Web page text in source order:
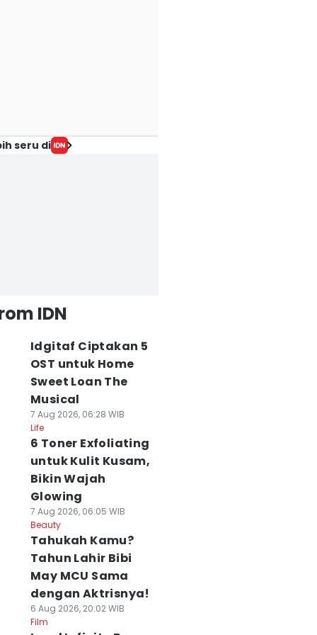
seru di
IDN
Idgitaf Ciptakan 5
OST untuk Home
Sweet Loan The
Musical
7 Aug 2026, 06:28 WIB
Life
6 Toner Exfoliating
untuk Kulit Kusam,
Bikin Wajah
Glowing
7 Aug 2026, 06:05 WIB
Beauty
Tahukah Kamu?
Tahun Lahir Bibi
May MCU Sama
dengan Aktrisnya!
6 Aug 2026, 20:02 WIB
Film